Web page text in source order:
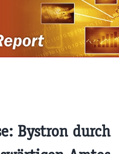
Bystron durch